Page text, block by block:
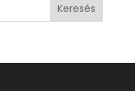
Keresés